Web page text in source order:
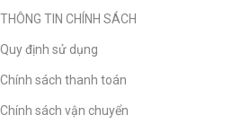
THÔNG TIN CHÍNH SÁCH
Quy định sử dụng
Chính sách thanh toán
Chính sách vận chuyển